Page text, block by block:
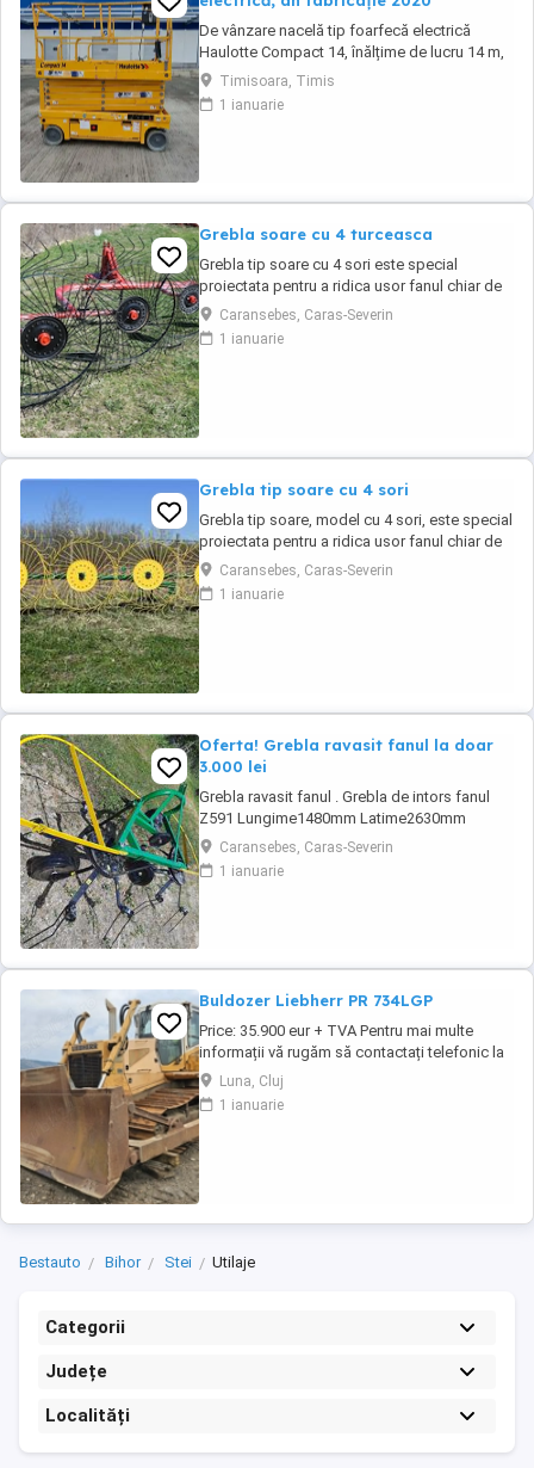
De vânzare nacelă tip foarfecă electrică
Haulotte Compact 14, înălțime de lucru 14 m,
an fabricație 2020, ore funcționare 570, stare
foarte bună de funcționarepreț 7000 euro
+TVA
Timisoara, Timis
1 ianuarie
Grebla soare cu 4 turceasca
Grebla tip soare cu 4 sori este special
proiectata pentru a ridica usor fanul chiar de
pe un teren accidentat.De asemenea aceasta
grebla poate fi utilizata pentru adunat,rasfirat
sau intors fanul. Transport in toata tara
Caransebes, Caras-Severin
1 ianuarie
Grebla tip soare cu 4 sori
Grebla tip soare, model cu 4 sori, este special
proiectata pentru a ridica usor fanul chiar de
pe un teren accidentat. De asemenea aceasta
grebla poate fi utilizata pentru adunat,rasfirat
sau intors fanul. La asezarea fiecarei roti s-au
Caransebes, Caras-Severin
1 ianuarie
Oferta! Grebla ravasit fanul la doar
3.000 lei
Grebla ravasit fanul . Grebla de intors fanul
Z591 Lungime1480mm Latime2630mm
Inaltime1100mm Greutate170K gLatimea de
lucru -intors2,63m Turatia prizei de putere540
rot min Numar rotatii ale rotoarelor270 rot min
Caransebes, Caras-Severin
1 ianuarie
Buldozer Liebherr PR 734LGP
Price: 35.900 eur + TVA Pentru mai multe
informații vă rugăm să contactați telefonic la
numerele: tel: 07 arata numarul 131 559 sau:
07 arata numarul 268 586 Buldozer Liebherr
PR 734LGP an fabricatie 2009 ore de
Luna, Cluj
1 ianuarie
Bestauto Bihor Stei Utilaje
Categorii
Județe
Localități